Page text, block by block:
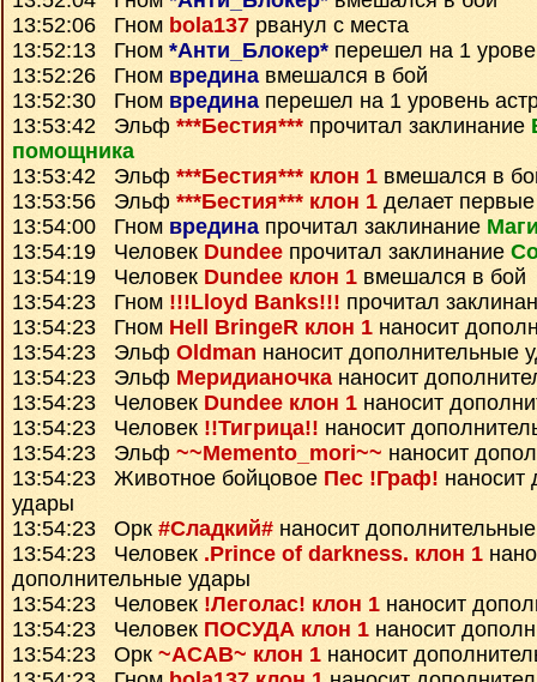
13:52:06 Гном bola137 рванул с места
13:52:13 Гном *Анти_Блокер* перешел на 1
13:52:26 Гном врединавмешался в бой
13:52:30 Гном вредина перешел на 1 уровень
13:53:42 Эльф ***Бестия*** прочитал заклинание
помощника
13:53:42 Эльф ***Бестия*** клон 1 вмешался в
13:53:56 Эльф ***Бестия*** клон 1 делает
13:54:00 Гном врединапрочитал заклинание
13:54:19 Человек Dundee прочитал заклинание
13:54:19 Человек Dundee клон 1 вмешался в бой
13:54:23 Гном !!!Lloyd Banks!!! прочитал
13:54:23 Гном Hell BringeR клон 1 наносит
13:54:23 Эльф Oldman наносит дополнительные
13:54:23 Эльф Меридианочка наносит
13:54:23 Человек Dundee клон 1 наносит
13:54:23 Человек !!Тигрица!! наносит
13:54:23 Эльф ~~Memento_mori~~ наносит
13:54:23 Животное бойцовое Пес !Граф! наносит
удары
13:54:23 Орк #Сладкий# наносит
13:54:23 Человек .Prince of darkness. клон 1
дополнительные удары
13:54:23 Человек !Леголас! клон 1 наносит
13:54:23 Человек ПОСУДА клон 1 наносит
13:54:23 Орк ~ACAB~ клон 1 наносит